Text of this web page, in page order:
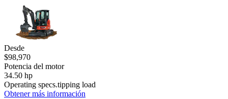
Desde
$98,970
Potencia del motor
34.50 hp
Operating specs.tipping load
Obtener más información